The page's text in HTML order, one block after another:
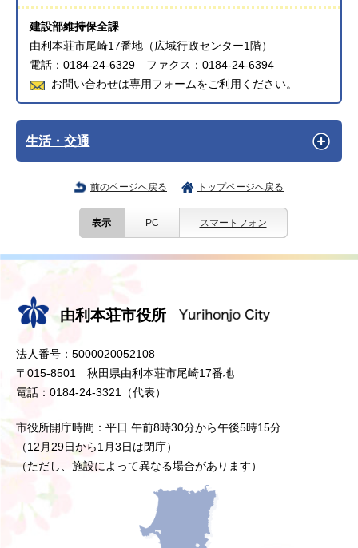
建設部維持保全課
由利本荘市尾崎17番地（広域行政センター1階）
電話：0184-24-6329 ファクス：0184-24-6394
お問い合わせは専用フォームをご利用ください。
生活・交通
前のページへ戻る トップページへ戻る
表示 PC スマートフォン
由利本荘市役所
法人番号：5000020052108
〒015-8501 秋田県由利本荘市尾崎17番地
電話：0184-24-3321（代表）
市役所開庁時間：平日 午前8時30分から午後5時15分
（12月29日から1月3日は閉庁）
（ただし、施設によって異なる場合があります）